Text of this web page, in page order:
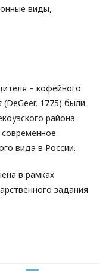
виды,
– кофейного
(DeGeer, 1775) были
района
вида в России.
в рамках
задания